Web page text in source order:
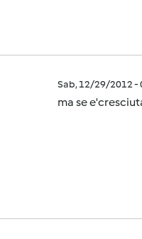
Sab, 12/29/2012 -
ma se